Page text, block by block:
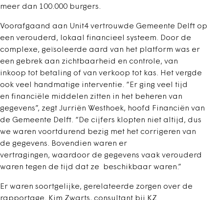
meer dan 100.000 burgers.
Voorafgaand aan Unit4 vertrouwde Gemeente Delft op
een verouderd, lokaal financieel systeem. Door de
complexe, geïsoleerde aard van het platform was er
een gebrek aan zichtbaarheid en controle, van
inkoop tot betaling of van verkoop tot kas. Het vergde
ook veel handmatige interventie. “Er ging veel tijd
en financiële middelen zitten in het beheren van
gegevens”, zegt Jurriën Westhoek, hoofd Financiën van
de Gemeente Delft. “De cijfers klopten niet altijd, dus
we waren voortdurend bezig met het corrigeren van
de gegevens. Bovendien waren er
vertragingen, waardoor de gegevens vaak verouderd
waren tegen de tijd dat ze beschikbaar waren.”
Er waren soortgelijke, gerelateerde zorgen over de